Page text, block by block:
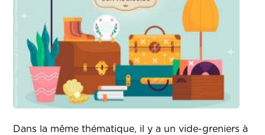
Dans la même thématique, il y a un vide-greniers à